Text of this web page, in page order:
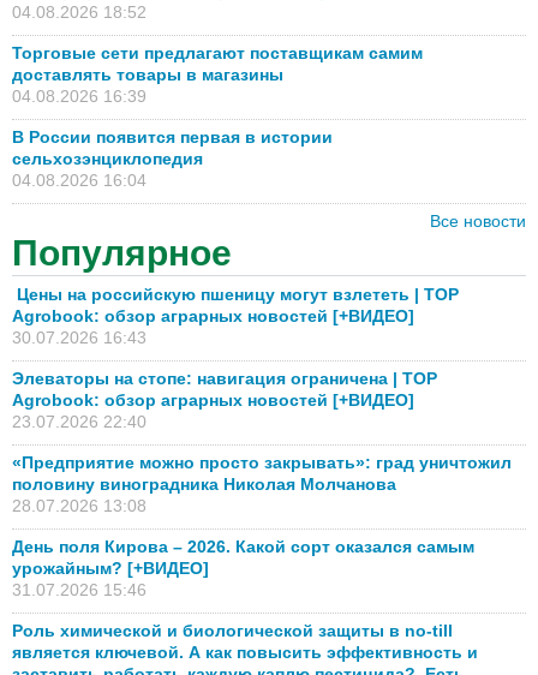
04.08.2026 18:52
Торговые сети предлагают поставщикам самим
доставлять товары в магазины
04.08.2026 16:39
В России появится первая в истории
сельхозэнциклопедия
04.08.2026 16:04
Все новости
Популярное
Цены на российскую пшеницу могут взлететь | TOP
Agrobook: обзор аграрных новостей [+ВИДЕО]
30.07.2026 16:43
Элеваторы на стопе: навигация ограничена | TOP
Agrobook: обзор аграрных новостей [+ВИДЕО]
23.07.2026 22:40
«Предприятие можно просто закрывать»: град уничтожил
половину виноградника Николая Молчанова
28.07.2026 13:08
День поля Кирова – 2026. Какой сорт оказался самым
урожайным? [+ВИДЕО]
31.07.2026 15:46
Роль химической и биологической защиты в no-till
является ключевой. А как повысить эффективность и